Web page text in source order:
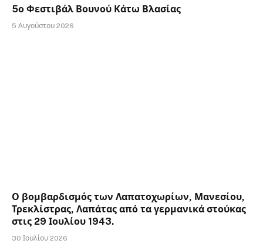
5ο Φεστιβάλ Βουνού Κάτω Βλασίας
5 Αυγούστου 2026
Ο βομβαρδισμός των Λαπατοχωρίων, Μανεσίου,
Τρεκλίστρας, Λαπάτας από τα γερμανικά στούκας
στις 29 Ιουλίου 1943.
30 Ιουλίου 2026